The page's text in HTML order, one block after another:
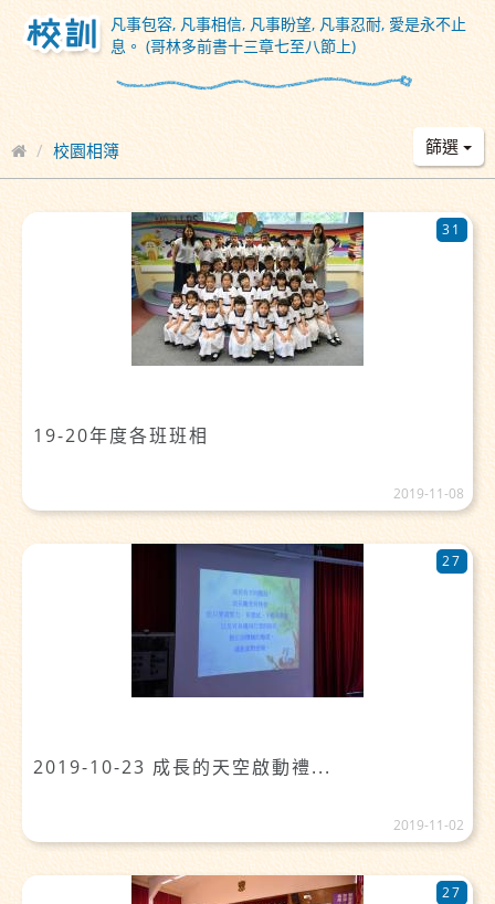
凡事包容, 凡事相信, 凡事盼望, 凡事忍耐, 愛是永不止
息。 (哥林多前書十三章七至八節上)
校園相簿 篩選
19-20年度各班班相
31
2019-11-08
2019-10-23 成長的天空啟動禮...
27
2019-11-02
27